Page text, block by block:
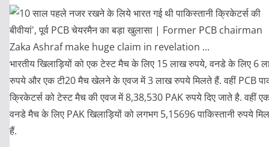
भारतीय खिलाड़ियों को एक टेस्ट मैच के लिए 15 लाख रुपये, वनडे के लिए 6
रुपये और एक टी20 मैच खेलने के एवज में 3 लाख रुपये मिलते हैं. वहीं PCB
क्रिकेटर्स को टेस्ट मैच की एवज में 8,38,530 PAK रुपये दिए जाते है. वहीं
वनडे मैच के लिए PAK खिलाड़ियों को लगभग 5,15696 पाकिस्तानी रुपये
हैं.